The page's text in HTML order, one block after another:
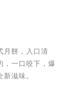
月餅，入口清
，一口咬下，爆
滋味。